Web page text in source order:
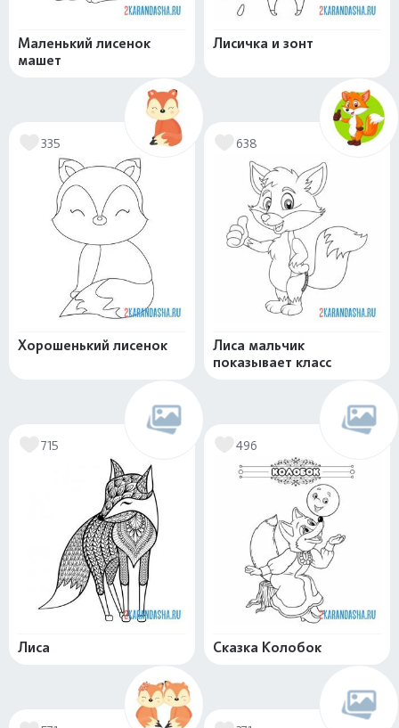
Маленький лисенок
машет
Лисичка и зонт
335
Хорошенький лисенок
638
Лиса мальчик
показывает класс
715
Лиса
496
Сказка Колобок